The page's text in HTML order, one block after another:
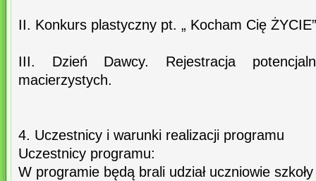
II. Konkurs plastyczny pt. „ Kocham Cię
III. Dzień Dawcy. Rejestracja
macierzystych.
4. Uczestnicy i warunki realizacji programu
Uczestnicy programu:
W programie będą brali udział uczniowie